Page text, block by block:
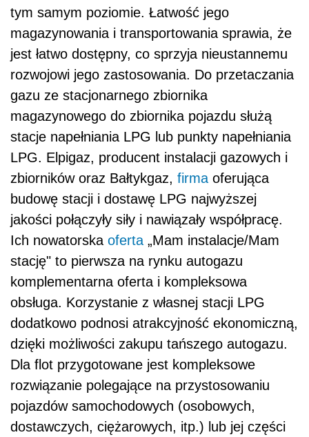
tym samym poziomie. Łatwość jego
magazynowania i transportowania sprawia, że
jest łatwo dostępny, co sprzyja nieustannemu
rozwojowi jego zastosowania. Do przetaczania
gazu ze stacjonarnego zbiornika
magazynowego do zbiornika pojazdu służą
stacje napełniania LPG lub punkty napełniania
LPG. Elpigaz, producent instalacji gazowych i
zbiorników oraz Bałtykgaz, firma oferująca
budowę stacji i dostawę LPG najwyższej
jakości połączyły siły i nawiązały współpracę.
Ich nowatorska oferta „Mam instalacje/Mam
stację" to pierwsza na rynku autogazu
komplementarna oferta i kompleksowa
obsługa. Korzystanie z własnej stacji LPG
dodatkowo podnosi atrakcyjność ekonomiczną,
dzięki możliwości zakupu tańszego autogazu.
Dla flot przygotowane jest kompleksowe
rozwiązanie polegające na przystosowaniu
pojazdów samochodowych (osobowych,
dostawczych, ciężarowych, itp.) lub jej części